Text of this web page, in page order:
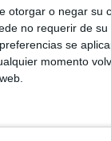
otorgar o negar su
no requerir de
se
momento
el Sporting
de Suli
en su campo.